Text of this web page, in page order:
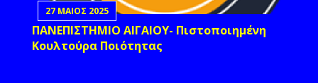
27 ΜΑΙΟΣ 2025
ΠΑΝΕΠΙΣΤΗΜΙΟ ΑΙΓΑΙΟΥ- Πιστοποιημένη
Κουλτούρα Ποιότητας